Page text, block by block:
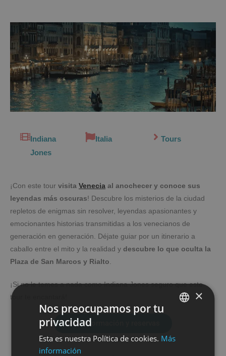
Indiana
Jones
Italia Tours
¡Con este tour visita Venecia al anochecer y conoce sus
leyendas más oscuras! Descubre los misterios de la ciudad
repletos de enigmas sin resolver, leyendas apasionantes y
emocionantes historias transmitidas a los venecianos de
generación en generación. Déjate guiar por un itinerario a
caballo entre el mito y la realidad y descubre lo que oculta la
Plaza de San Marcos y Rialto
¡Si no le temes a nada como Indiana Jones seguro que este
tour te encantará!
Más información y reservas
ENGLISH
×
Nos preocupamos por tu
privacidad
Esta es nuestra Política de cookies. Más
información